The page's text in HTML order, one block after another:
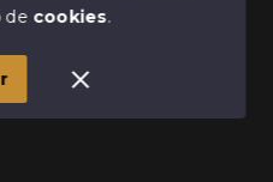
Ciavatta - Todos os
de cookies.